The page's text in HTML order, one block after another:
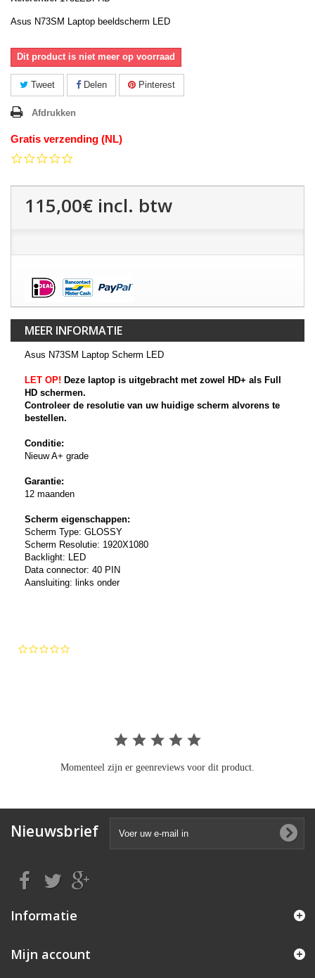
Asus N73SM Laptop beeldscherm LED
Dit product is niet meer op voorraad
Tweet Delen Pinterest
Afdrukken
Gratis verzending (NL)
115,00€ incl. btw
MEER INFORMATIE
Asus N73SM Laptop Scherm LED
LET OP! Deze laptop is uitgebracht met zowel HD+ als Full
HD schermen.
Controleer de resolutie van uw huidige scherm alvorens te
bestellen.
Conditie:
Nieuw A+ grade
Garantie:
12 maanden
Scherm eigenschappen:
Scherm Type: GLOSSY
Scherm Resolutie: 1920X1080
Backlight: LED
Data connector: 40 PIN
Aansluiting: links onder
Momenteel zijn er geenreviews voor dit product.
Nieuwsbrief
Informatie
Mijn account